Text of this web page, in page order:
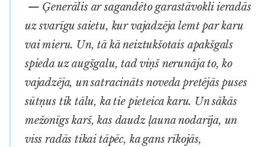
— Ģenerālis ar sagandēto garastāvokli ieradās
uz svarīgu saietu, kur vajadzēja lemt par karu
vai mieru. Un, tā kā neiztukšotais apakšgals
spieda uz augšgalu, tad viņš nerunāja to, ko
vajadzēja, un satracināts noveda pretējās puses
sūtņus tik tālu, ka tie pieteica karu. Un sākās
mežonīgs karš, kas daudz ļauna nodarīja, un
viss radās tikai tāpēc, ka gans rīkojās,